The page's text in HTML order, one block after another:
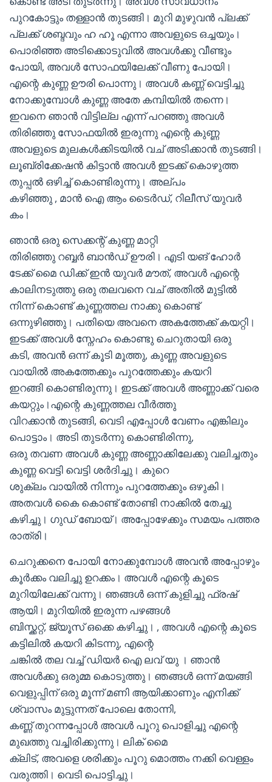
പുറകോട്ടും തള്ളാൻ തുടങ്ങി। മുറി മുഴുവൻ പ്ലക്ക്
പ്ലക്ക് ശബ്ദവും ഹ ഹൂ എന്നാ അവളുടെ ഒച്ചയും।
പൊരിഞ്ഞ അടിക്കൊടുവിൽ അവൾക്കു വീണ്ടും
പോയി, അവൾ സോഫയിലേക്ക് വീണു പോയി।
എന്റെ കുണ്ണ ഊരി പൊന്നു। അവൾ കണ്ണ് വെട്ടിച്ചു
നോക്കുമ്പോൾ കുണ്ണ അതേ കമ്പിയിൽ തന്നെ।
ഇവനെ ഞാൻ വിട്ടില്ല എന്ന് പറഞ്ഞു അവൾ
തിരിഞ്ഞു സോഫയിൽ ഇരുന്നു എന്റെ കുണ്ണ
അവളുടെ മുലകൾക്കിടയിൽ വച് അടിക്കാൻ തുടങ്ങി।
ലൂബ്രിക്കേഷൻ കിട്ടാൻ അവൾ ഇടക്ക് കൊഴുത്ത
തുപ്പൽ ഒഴിച്ച് കൊണ്ടിരുന്നു। അല്പം
കഴിഞ്ഞു , മാൻ ഐ ആം ടൈർഡ്, റിലീസ് യുവർ
കം।
ഞാൻ ഒരു സെക്കന്റ് കുണ്ണ മാറ്റി
തിരിഞ്ഞു റബ്ബർ ബാൻഡ് ഊരി। എടി യങ് ഹോർ
ടേക്ക് മൈ ഡിക്ക് ഇൻ യുവർ മൗത്, അവൾ എന്റെ
കാലിനടുത്തു ഒരു തലവനെ വച് അതിൽ മുട്ടിൽ
നിന്ന് കൊണ്ട് കുണ്ണത്തല നാക്കു കൊണ്ട്
ഒന്നുഴിഞ്ഞു। പതിയെ അവനെ അകത്തേക്ക് കയറ്റി।
ഇടക്ക് അവൾ സ്നേഹം കൊണ്ടു ചെറുതായി ഒരു
കടി, അവൻ ഒന്ന് കൂടി മൂത്തു, കുണ്ണ അവളുടെ
വായിൽ അകത്തേക്കും പുറത്തേക്കും കയറി
ഇറങ്ങി കൊണ്ടിരുന്നു। ഇടക്ക് അവൾ അണ്ണാക്ക് വരെ
കയറ്റും।എന്റെ കുണ്ണത്തല വീർത്തു
വിറക്കാൻ തുടങ്ങി, വെടി എപ്പോൾ വേണം എങ്കിലും
പൊട്ടാം। അടി തുടർന്നു കൊണ്ടിരിന്നു,
ഒരു തവണ അവൾ കുണ്ണ അണ്ണാക്കിലേക്കു വലിച്ചതും
കുണ്ണ വെട്ടി വെട്ടി ശർദിച്ചു। കുറെ
ശുക്ലം വായിൽ നിന്നും പുറത്തേക്കും ഒഴുകി।
അതവൾ കൈ കൊണ്ട് തോണ്ടി നാക്കിൽ തേച്ചു
കഴിച്ചു। ഗുഡ് ബോയ്। അപ്പോഴേക്കും സമയം പത്തര
രാത്രി।
ചെറുക്കനെ പോയി നോക്കുമ്പോൾ അവൻ അപ്പോഴും
കൂർക്കം വലിച്ചു ഉറക്കം। അവൾ എന്റെ കൂടെ
മുറിയിലേക്ക് വന്നു। ഞങ്ങൾ ഒന്ന് കുളിച്ചു ഫ്രഷ്
ആയി। മുറിയിൽ ഇരുന്ന പഴങ്ങൾ
ബിസ്ക്കറ്റ്, ജ്യൂസ് ഒക്കെ കഴിച്ചു। , അവൾ എന്റെ കൂടെ
കട്ടിലിൽ കയറി കിടന്നു, എന്റെ
ചങ്കിൽ തല വച്ച് ഡിയർ ഐ ലവ് യു । ഞാൻ
അവൾക്കു ഒരുമ്മ കൊടുത്തു। ഞങ്ങൾ ഒന്ന് മയങ്ങി
വെളുപ്പിന് ഒരു മൂന്ന് മണി ആയിക്കാണും എനിക്ക്
ശ്വാസം മുട്ടുന്നത് പോലെ തോന്നി,
കണ്ണ് തുറന്നപ്പോൾ അവൾ പൂറു പൊളിച്ചു എന്റെ
മുഖത്തു വച്ചിരിക്കുന്നു। ലിക് മൈ
ക്ലിട്, അവളെ ശരിക്കും പൂറു മൊത്തം നക്കി വെള്ളം
വരുത്തി। വെടി പൊട്ടിച്ചു।